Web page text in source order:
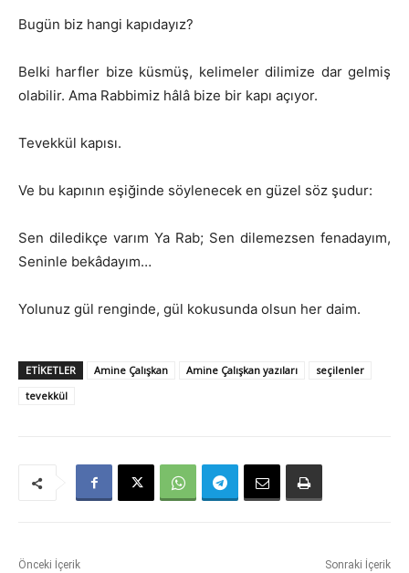
Bugün biz hangi kapıdayız?
Belki harfler bize küsmüş, kelimeler dilimize dar gelmiş
olabilir. Ama Rabbimiz hâlâ bize bir kapı açıyor.
Tevekkül kapısı.
Ve bu kapının eşiğinde söylenecek en güzel söz şudur:
Sen diledikçe varım Ya Rab; Sen dilemezsen fenadayım,
Seninle bekâdayım…
Yolunuz gül renginde, gül kokusunda olsun her daim.
ETIKETLER Amine Çalışkan Amine Çalışkan yazıları
seçilenler
tevekkül
Önceki İçerik Sonraki İçerik